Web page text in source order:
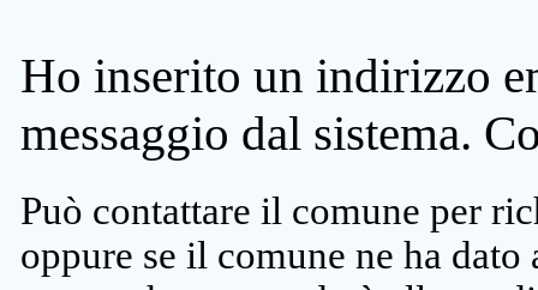
Ho inserito un indirizzo
messaggio dal sistema.
Può contattare il comune per
oppure se il comune ne ha